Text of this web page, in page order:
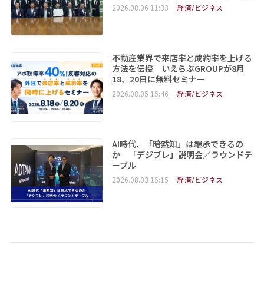
2026.08.06 11:33 経済/ビジネス
不動産業界で来店率と成約率を上げる
方法を伝授 いえらぶGROUPが8月
18、20日に無料セミナー
2026.08.05 15:46 経済/ビジネス
AI時代、「暗黙知」は継承できるの
か 「デジブレ」説明会／ラウンドテ
ーブル
2026.08.03 15:15 経済/ビジネス